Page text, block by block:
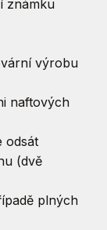
známku
výrobu
naftových
odsát
(dvě
plných